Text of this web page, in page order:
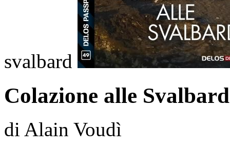
svalbard
Colazione alle Svalbard
di Alain Voudì